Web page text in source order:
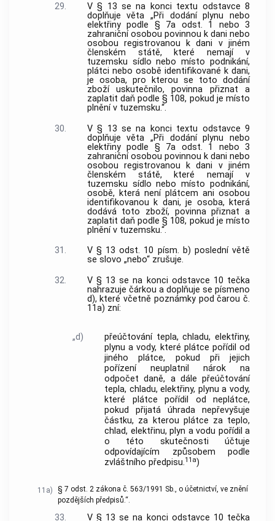
29.
V § 13 se na konci textu odstavce 8
doplňuje věta „Při dodání plynu nebo
elektřiny podle § 7a odst. 1 nebo 3
zahraniční osobou povinnou k dani nebo
osobou registrovanou k dani v jiném
členském státě, které nemají v
tuzemsku sídlo nebo místo podnikání,
plátci nebo osobě identifikované k dani,
je osoba, pro kterou se toto dodání
zboží uskutečnilo, povinna přiznat a
zaplatit daň podle § 108, pokud je místo
plnění v tuzemsku.“.
30.
V § 13 se na konci textu odstavce 9
doplňuje věta „Při dodání plynu nebo
elektřiny podle § 7a odst. 1 nebo 3
zahraniční osobou povinnou k dani nebo
osobou registrovanou k dani v jiném
členském státě, které nemají v
tuzemsku sídlo nebo místo podnikání,
osobě, která není plátcem ani osobou
identifikovanou k dani, je osoba, která
dodává toto zboží, povinna přiznat a
zaplatit daň podle § 108, pokud je místo
plnění v tuzemsku.“.
31.
V § 13 odst. 10 písm. b) poslední větě
se slovo „nebo“ zrušuje.
32.
V § 13 se na konci odstavce 10 tečka
nahrazuje čárkou a doplňuje se písmeno
d), které včetně poznámky pod čarou č.
11a) zní:
„d)
přeúčtování tepla, chladu, elektřiny,
plynu a vody, které plátce pořídil od
jiného plátce, pokud při jejich
pořízení neuplatnil nárok na
odpočet daně, a dále přeúčtování
tepla, chladu, elektřiny, plynu a vody,
které plátce pořídil od neplátce,
pokud přijatá úhrada nepřevyšuje
částku, za kterou plátce za teplo,
chlad, elektřinu, plyn a vodu pořídil a
o této skutečnosti účtuje
odpovídajícím způsobem podle
zvláštního předpisu.11a)
11a)
§ 7 odst. 2 zákona č. 563/1991 Sb., o účetnictví, ve znění
pozdějších předpisů.“.
33. V § 13 se na konci odstavce 10 tečka